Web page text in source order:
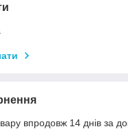
впродовж 14 днів за